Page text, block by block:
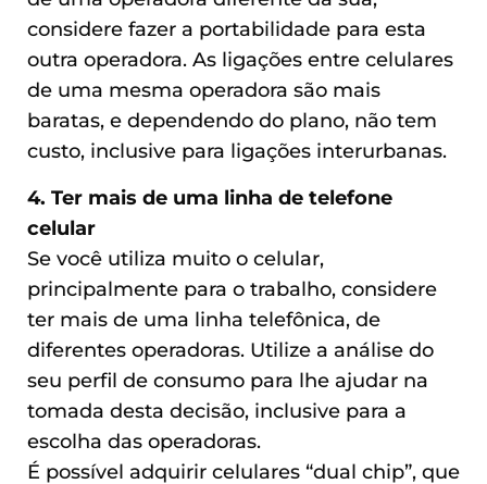
considere fazer a portabilidade para esta
outra operadora. As ligações entre celulares
de uma mesma operadora são mais
baratas, e dependendo do plano, não tem
custo, inclusive para ligações interurbanas.
4. Ter mais de uma linha de telefone
celular
Se você utiliza muito o celular,
principalmente para o trabalho, considere
ter mais de uma linha telefônica, de
diferentes operadoras. Utilize a análise do
seu perfil de consumo para lhe ajudar na
tomada desta decisão, inclusive para a
escolha das operadoras.
É possível adquirir celulares “dual chip”, que